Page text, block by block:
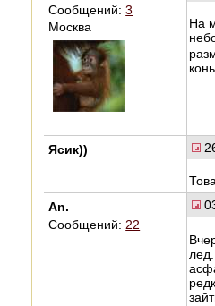
Сообщений:3
Москва
На
Ясик))
An.
Сообщений: 22